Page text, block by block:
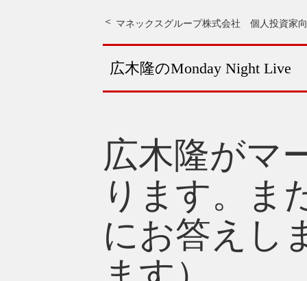
マネックスグループ株式会社 個人投資家
広木隆のMonday Night Live
広木隆がマ
ります。ま
にお答えし